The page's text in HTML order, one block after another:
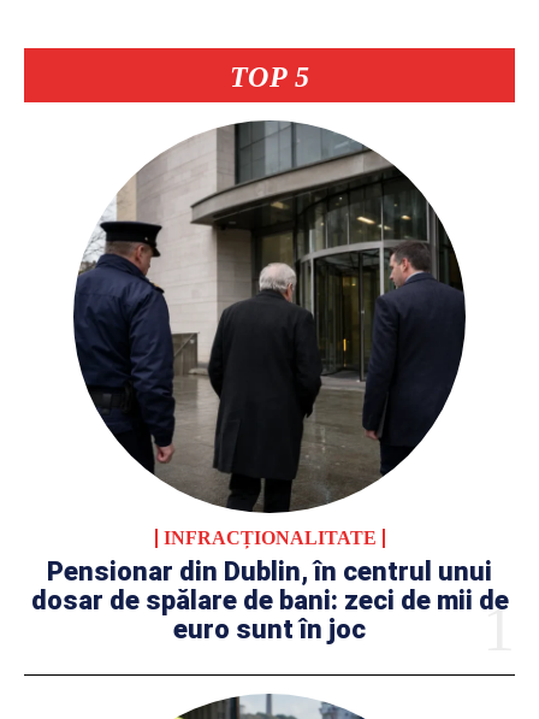
TOP 5
INFRACȚIONALITATE
Pensionar din Dublin, în centrul unui
dosar de spălare de bani: zeci de mii de
euro sunt în joc